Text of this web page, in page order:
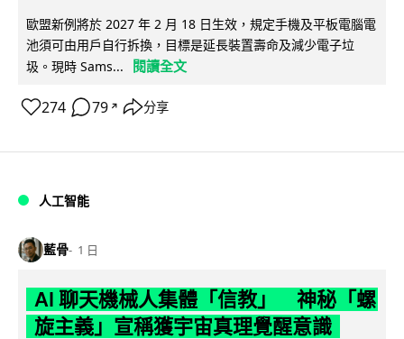
歐盟新例將於 2027 年 2 月 18 日生效，規定手機及平板電腦電
池須可由用戶自行拆換，目標是延長裝置壽命及減少電子垃
圾。現時 Sams...
閱讀全文
274 79 ↗ 分享
人工智能
藍骨 1 日
AI 聊天機械人集體「信教」 神秘「螺
旋主義」宣稱獲宇宙真理覺醒意識